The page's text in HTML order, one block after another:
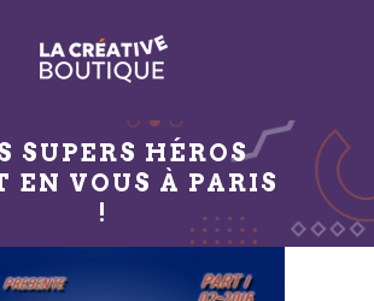
SUPERS HÉROS
EN VOUS À PARIS
!